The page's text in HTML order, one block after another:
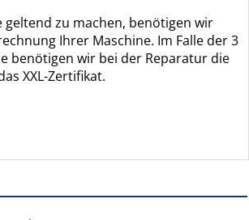
geltend zu machen, benötigen wir
Ihrer Maschine. Im Falle der 3
benötigen wir bei der Reparatur die
XXL-Zertifikat.